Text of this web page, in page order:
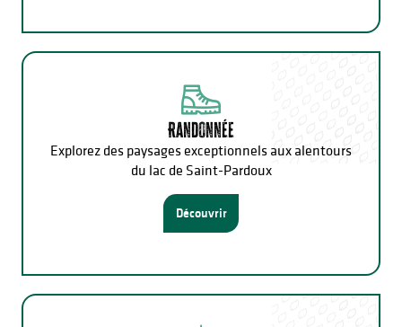
Randonnée
Explorez des paysages exceptionnels aux alentours
du lac de Saint-Pardoux
Découvrir